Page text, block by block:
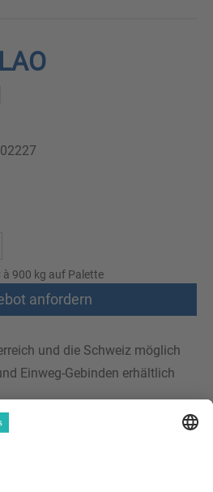
à 900 kg auf Palette
anfordern
und die Schweiz möglich
Einweg-Gebinden erhältlich